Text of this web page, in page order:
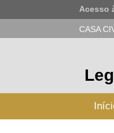
Acesso
CASA